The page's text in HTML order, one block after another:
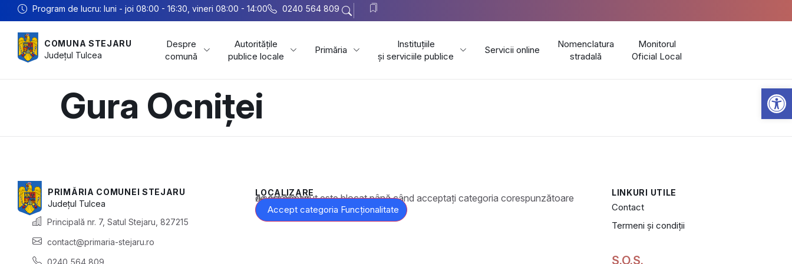
Program de lucru: luni - joi 08:00 - 16:30, vineri 08:00 - 14:00 0240 564 809
COMUNA STEJARU
Județul Tulcea
Despre
comună
Autoritățile
publice locale
Primăria
Instituțiile
și serviciile publice
Servicii online
Nomenclatura
stradală
Monitorul
Oficial Local
Gura Ocniței
PRIMĂRIA COMUNEI STEJARU
Județul Tulcea
Principală nr. 7, Satul Stejaru, 827215
contact@primaria-stejaru.ro
0240 564 809
LOCALIZARE
Acest conținut este blocat până când acceptați categoria corespunzătoare de cookie-uri.
Accept categoria Funcționalitate
LINKURI UTILE
Contact
Termeni și condiții
S.O.S.